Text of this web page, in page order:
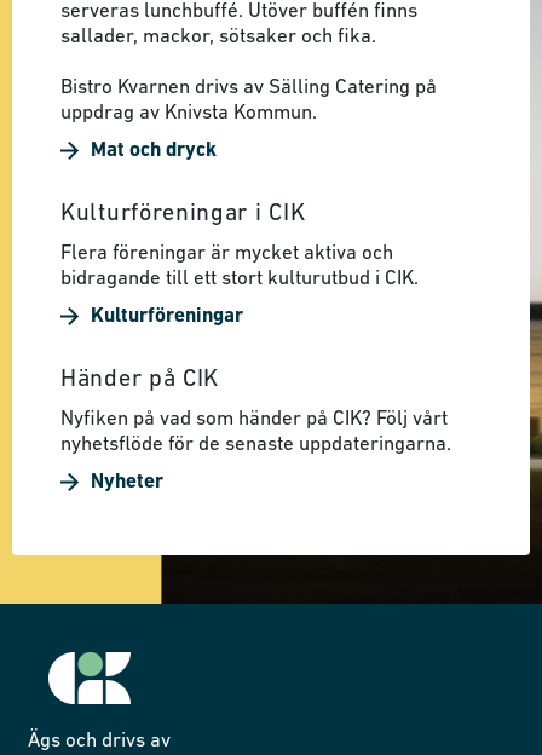
serveras lunchbuffé. Utöver buffén finns
sallader, mackor, sötsaker och fika.
Bistro Kvarnen drivs av Sälling Catering på
uppdrag av Knivsta Kommun.
Mat och dryck
Kulturföreningar i CIK
Flera föreningar är mycket aktiva och
bidragande till ett stort kulturutbud i CIK.
Kulturföreningar
Händer på CIK
Nyfiken på vad som händer på CIK? Följ vårt
nyhetsflöde för de senaste uppdateringarna.
Nyheter
Ägs och drivs av